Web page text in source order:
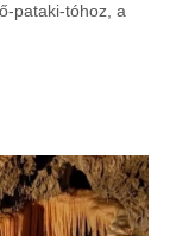
pataki-tóhoz, a